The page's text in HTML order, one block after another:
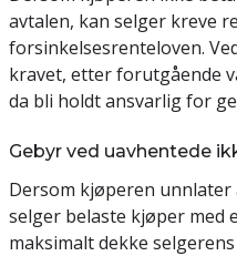
avtalen, kan selger kreve
forsinkelsesrenteloven.
kravet, etter forutgående
da bli holdt ansvarlig for
Gebyr ved uavhentede
Dersom kjøperen
selger belaste kjøper med
maksimalt dekke